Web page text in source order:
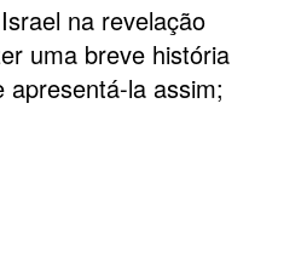
na revelação
uma breve história
apresentá-la assim;